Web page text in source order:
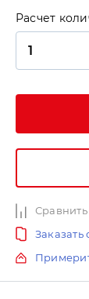
Расчет
Сравнить
Заказать